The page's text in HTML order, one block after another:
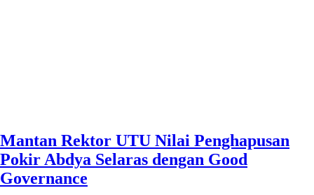
Mantan Rektor UTU Nilai Penghapusan
Pokir Abdya Selaras dengan Good
Governance